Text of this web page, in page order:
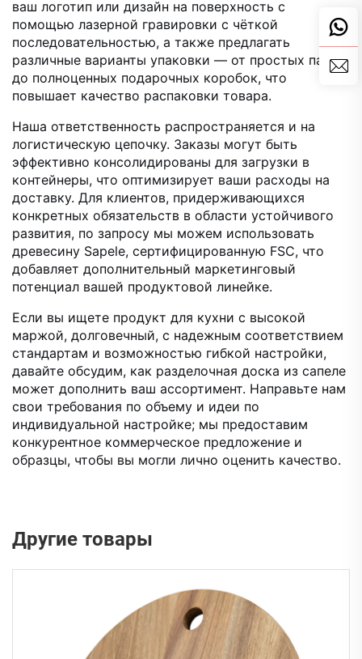
ваш логотип или дизайн на поверхность с
помощью лазерной гравировки с чёткой
последовательностью, а также предлагать
различные варианты упаковки — от простых папок
до полноценных подарочных коробок, что
повышает качество распаковки товара.
Наша ответственность распространяется и на
логистическую цепочку. Заказы могут быть
эффективно консолидированы для загрузки в
контейнеры, что оптимизирует ваши расходы на
доставку. Для клиентов, придерживающихся
конкретных обязательств в области устойчивого
развития, по запросу мы можем использовать
древесину Sapele, сертифицированную FSC, что
добавляет дополнительный маркетинговый
потенциал вашей продуктовой линейке.
Если вы ищете продукт для кухни с высокой
маржой, долговечный, с надежным соответствием
стандартам и возможностью гибкой настройки,
давайте обсудим, как разделочная доска из сапеле
может дополнить ваш ассортимент. Направьте нам
свои требования по объему и идеи по
индивидуальной настройке; мы предоставим
конкурентное коммерческое предложение и
образцы, чтобы вы могли лично оценить качество.
Другие товары